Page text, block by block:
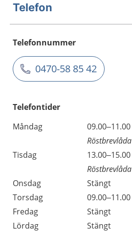
Telefon
Telefonnummer
0470-58 85 42
Telefontider
Måndag
09.00–11.00
Tisdag
13.00–15.00
Onsdag
Stängt
Torsdag
09.00–11.00
Fredag
Stängt
Lördag
Stängt